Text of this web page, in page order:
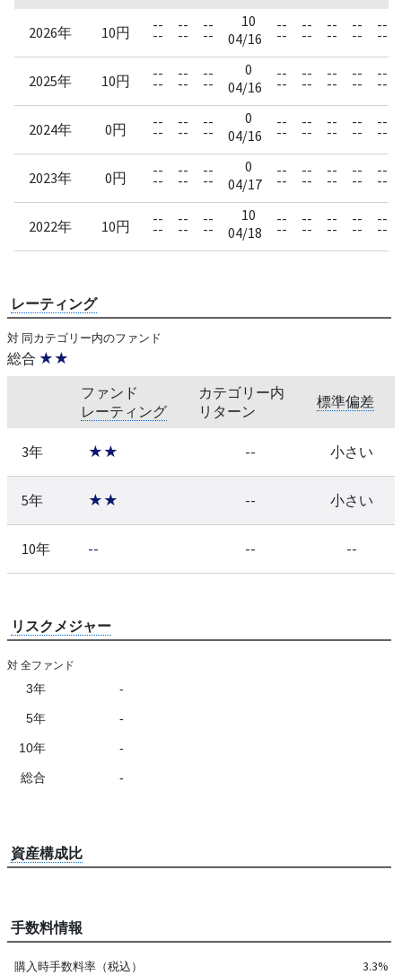
2026年 10円 --
--
--
--
--
--
10
04/16
--
--
--
--
--
--
--
--
--
--
2025年 10円 --
--
--
--
--
--
0
04/16
--
--
--
--
--
--
--
--
--
--
2024年 0円 --
--
--
--
--
--
0
04/16
--
--
--
--
--
--
--
--
--
--
2023年 0円 --
--
--
--
--
--
0
04/17
--
--
--
--
--
--
--
--
--
--
2022年 10円 --
--
--
--
--
--
10
04/18
--
--
--
--
--
--
--
--
--
--
レーティング
対 同カテゴリー内のファンド
総合 ★★
ファンド
レーティング
カテゴリー内
リターン
標準偏差
3年 ★★ -- 小さい
5年 ★★ -- 小さい
10年 -- -- --
リスクメジャー
対 全ファンド
3年 -
5年 -
10年 -
総合 -
資産構成比
手数料情報
購入時手数料率（税込） 3.3%